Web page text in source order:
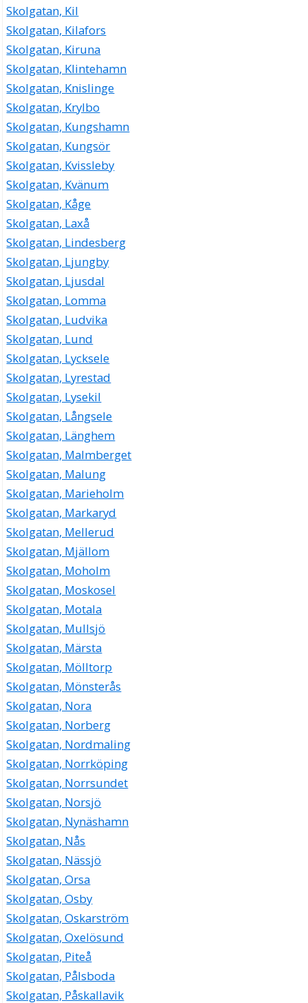
Skolgatan, Kil
Skolgatan, Kilafors
Skolgatan, Kiruna
Skolgatan, Klintehamn
Skolgatan, Knislinge
Skolgatan, Krylbo
Skolgatan, Kungshamn
Skolgatan, Kungsör
Skolgatan, Kvissleby
Skolgatan, Kvänum
Skolgatan, Kåge
Skolgatan, Laxå
Skolgatan, Lindesberg
Skolgatan, Ljungby
Skolgatan, Ljusdal
Skolgatan, Lomma
Skolgatan, Ludvika
Skolgatan, Lund
Skolgatan, Lycksele
Skolgatan, Lyrestad
Skolgatan, Lysekil
Skolgatan, Långsele
Skolgatan, Länghem
Skolgatan, Malmberget
Skolgatan, Malung
Skolgatan, Marieholm
Skolgatan, Markaryd
Skolgatan, Mellerud
Skolgatan, Mjällom
Skolgatan, Moholm
Skolgatan, Moskosel
Skolgatan, Motala
Skolgatan, Mullsjö
Skolgatan, Märsta
Skolgatan, Mölltorp
Skolgatan, Mönsterås
Skolgatan, Nora
Skolgatan, Norberg
Skolgatan, Nordmaling
Skolgatan, Norrköping
Skolgatan, Norrsundet
Skolgatan, Norsjö
Skolgatan, Nynäshamn
Skolgatan, Nås
Skolgatan, Nässjö
Skolgatan, Orsa
Skolgatan, Osby
Skolgatan, Oskarström
Skolgatan, Oxelösund
Skolgatan, Piteå
Skolgatan, Pålsboda
Skolgatan, Påskallavik